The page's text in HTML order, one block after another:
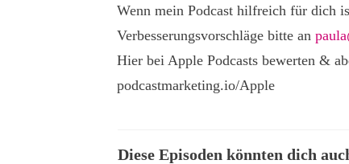
Wenn mein Podcast hilfreich für dich
Verbesserungsvorschläge bitte an
Hier bei Apple Podcasts bewerten &
podcastmarketing.io/Apple
Diese Episoden könnten dich